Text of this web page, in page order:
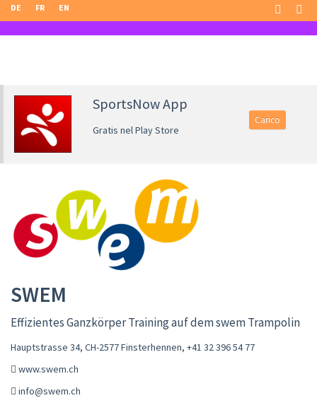
DE FR EN
SportsNow App
Gratis nel Play Store
Carico
SWEM
Effizientes Ganzkörper Training auf dem swem Trampolin
Hauptstrasse 34, CH-2577 Finsterhennen, +41 32 396 54 77
www.swem.ch
info@swem.ch